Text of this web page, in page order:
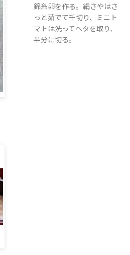
錦糸卵を作る。絹さやはさ
っと茹でて千切り、ミニト
マトは洗ってヘタを取り、
半分に切る。